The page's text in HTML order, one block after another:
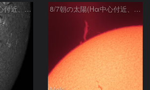
8/7朝の太陽(Hα中心付近、4498、4502付近) 8/7朝の太陽(Hα中心付近、プロミネンス)